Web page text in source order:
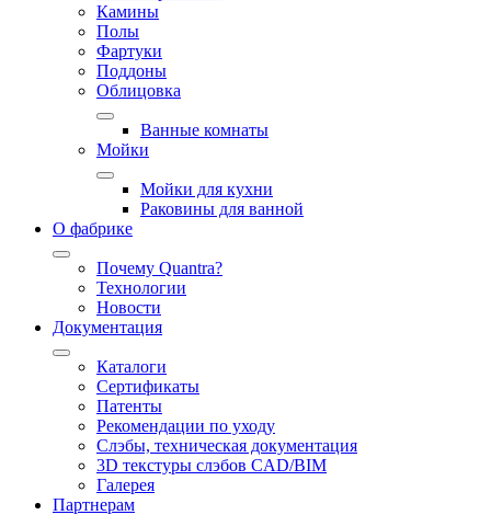
Камины
Полы
Фартуки
Поддоны
Облицовка
Ванные комнаты
Мойки
Мойки для кухни
Раковины для ванной
О фабрике
Почему Quantra?
Технологии
Новости
Документация
Каталоги
Сертификаты
Патенты
Рекомендации по уходу
Слэбы, техническая документация
3D текстуры слэбов CAD/BIM
Галерея
Партнерам